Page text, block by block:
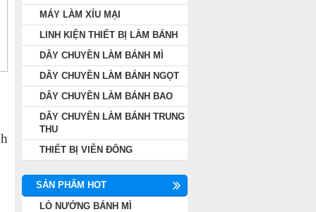
MÁY LÀM XÍU MẠI
LINH KIỆN THIẾT BỊ LÀM BÁNH
DÂY CHUYỀN LÀM BÁNH MÌ
DÂY CHUYỀN LÀM BÁNH NGỌT
DÂY CHUYỀN LÀM BÁNH BAO
DÂY CHUYỀN LÀM BÁNH TRUNG
THU
THIẾT BỊ VIỄN ĐÔNG
SẢN PHẨM HOT
LÒ NƯỚNG BÁNH MÌ